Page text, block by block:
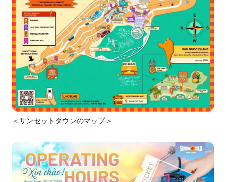
＜サンセットタウンのマップ＞